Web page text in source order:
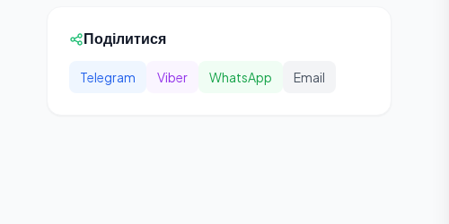
Поділитися
Telegram Viber WhatsApp Email